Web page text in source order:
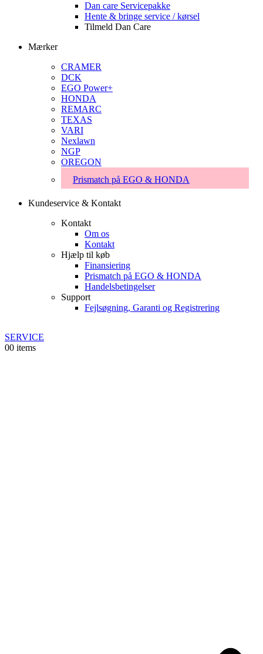
Dan care Servicepakke
Hente & bringe service / kørsel
Tilmeld Dan Care
Mærker
CRAMER
DCK
EGO Power+
HONDA
REMARC
TEXAS
VARI
Nexlawn
NGP
OREGON
Prismatch på EGO & HONDA
Kundeservice & Kontakt
Kontakt
Om os
Kontakt
Hjælp til køb
Finansiering
Prismatch på EGO & HONDA
Handelsbetingelser
Support
Fejlsøgning, Garanti og Registrering
SERVICE
00 items